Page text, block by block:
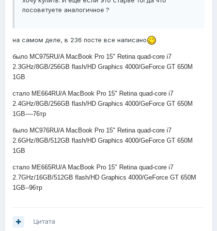
посоветуете аналогичное ?
на самом деле, в 236 посте все написано
было MC975RU/A MacBook Pro 15" Retina quad-core i7
2.3GHz/8GB/256GB flash/HD Graphics 4000/GeForce GT 650M
1GB
стало ME664RU/A MacBook Pro 15" Retina quad-core i7
2.4GHz/8GB/256GB flash/HD Graphics 4000/GeForce GT 650M
1GB----76тр
было MC976RU/A MacBook Pro 15" Retina quad-core i7
2.6GHz/8GB/512GB flash/HD Graphics 4000/GeForce GT 650M
1GB
стало ME665RU/A MacBook Pro 15" Retina quad-core i7
2.7GHz/16GB/512GB flash/HD Graphics 4000/GeForce GT 650M
1GB--96тр
Цитата